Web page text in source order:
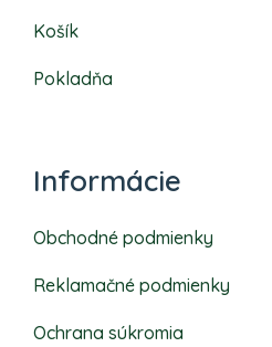
Košík
Pokladňa
Informácie
Obchodné podmienky
Reklamačné podmienky
Ochrana súkromia